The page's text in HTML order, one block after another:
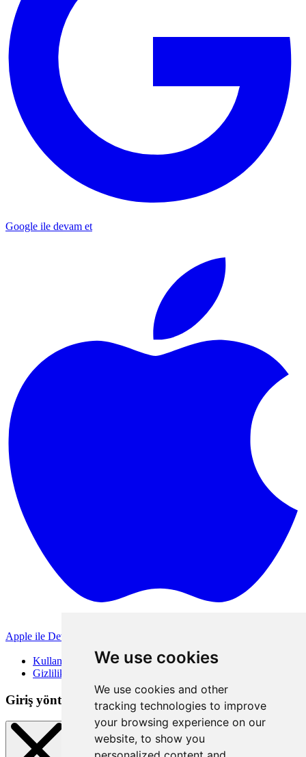
We use cookies
We use cookies and other
tracking technologies to improve
your browsing experience on our
website, to show you
Google ile devam et
Apple ile Devam Et
Kullanım Koşulları
Gizlilik Politikası
Giriş yöntemleri